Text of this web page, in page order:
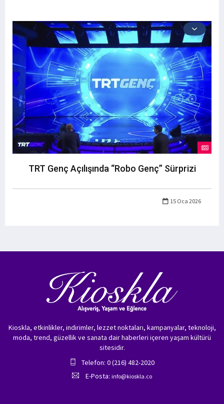
TRT Genç Açılışında “Robo Genç” Sürprizi
15 Oca 2026
Kioskla, etkinlikler, indirimler, lezzet noktaları, kampanyalar, teknoloji,
moda, trend, güzellik ve sanata dair haberleri içeren yaşam kültürü
sitesidir.
Telefon: 0 (216) 482-2020
E-Posta: info@kioskla.co